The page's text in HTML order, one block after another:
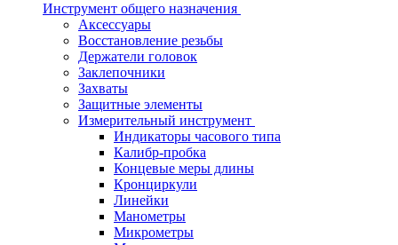
Инструмент общего назначения
Аксессуары
Восстановление резьбы
Держатели головок
Заклепочники
Захваты
Защитные элементы
Измерительный инструмент
Индикаторы часового типа
Калибр-пробка
Концевые меры длины
Кронциркули
Линейки
Манометры
Микрометры